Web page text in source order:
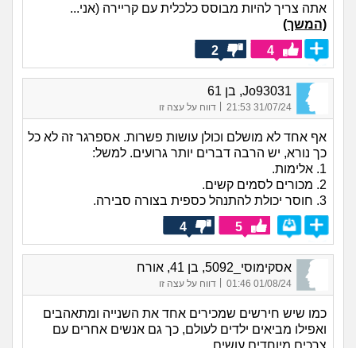
אתה צריך להיות מבוסס כלכלית עם קריירה (אני...
(המשך)
4
2
Jo93031, בן 61
31/07/24 21:53 דווח על עצה זו
אף אחד לא מושלם וכולן עושות פשרות. אספרגר זה לא כל
כך נורא, יש הרבה דברים יותר גרועים. למשל:
1. אלימות.
2. מכורים לסמים קשים.
3. חוסר יכולת להתנהל כספית בצורה סבירה.
5
4
אסקימוסי_5092, בן 41, אורח
01/08/24 01:46 דווח על עצה זו
כמו שיש חירשים שמכירים אחד את השנייה ומתאהבים
ואפילו מביאים ילדים לעולם, כך גם אנשים אחרים עם